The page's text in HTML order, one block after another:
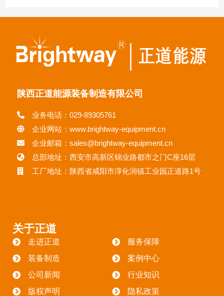
陕西正道能源装备制造有限公司
业务电话：029-89305761
企业网站：www.brightway-equipment.cn
企业邮箱：sales@brightway-equipment.cn
总部地址：西安市高新区锦业路都市之门C座16层
工厂地址：陕西省咸阳市淳化润镇工业园正道路1号
关于正道
走进正道
服务保障
装备制造
案例中心
公司新闻
行业知识
版权声明
隐私政策